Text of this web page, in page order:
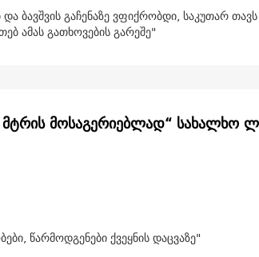
ბავშვის გაჩენაზე ვფიქრობდი, საკუთარ თავს
ამას გათხოვების გარეშე"
მტრის მოსაგერიებლად“ სახალხო
წარმოდგენები ქვეყნის დაცვაზე"